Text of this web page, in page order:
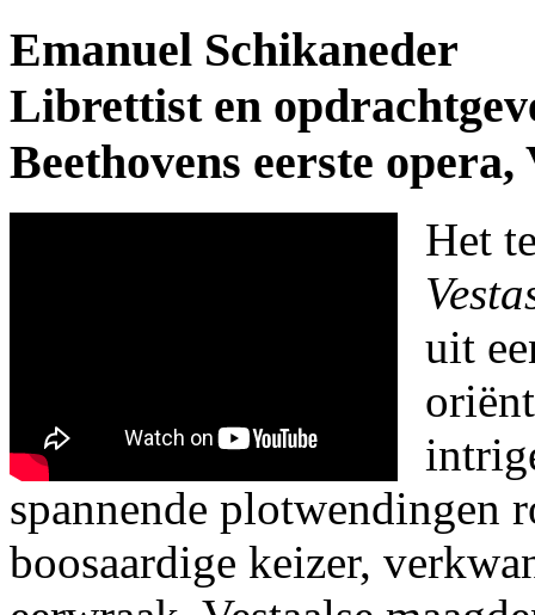
Emanuel Schikaneder
Librettist en
Beethovens eerste opera,
Het
uit
spannende plotwendingen
boosaardige keizer,